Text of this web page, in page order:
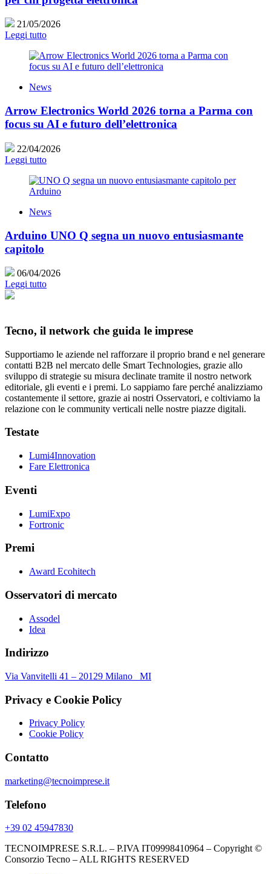
21/05/2026
Leggi tutto
News
Arrow Electronics World 2026 torna a Parma con
focus su AI e futuro dell’elettronica
22/04/2026
Leggi tutto
News
Arduino UNO Q segna un nuovo entusiasmante
capitolo
06/04/2026
Leggi tutto
Tecno, il network che guida le imprese
Supportiamo le aziende nel rafforzare il proprio brand e nel generare
contatti B2B nel mercato delle Smart Technologies, grazie allo
sviluppo di strategie su misura declinate tramite il nostro network
editoriale, gli eventi e i premi. Lo sappiamo fare perché analizziamo
costantemente il settore, grazie ai nostri Osservatori, e coltiviamo la
relazione con le community verticali nelle nostre piazze digitali.
Testate
Lumi4Innovation
Fare Elettronica
Eventi
LumiExpo
Fortronic
Premi
Award Ecohitech
Osservatori di mercato
Assodel
Idea
Indirizzo
Via Vanvitelli 41 – 20129 Milano MI
Privacy e Cookie Policy
Privacy Policy
Cookie Policy
Contatto
marketing@tecnoimprese.it
Telefono
+39 02 45947830
TECNOIMPRESE S.R.L. – P.IVA IT09998410964 – Copyright ©
Consorzio Tecno – ALL RIGHTS RESERVED